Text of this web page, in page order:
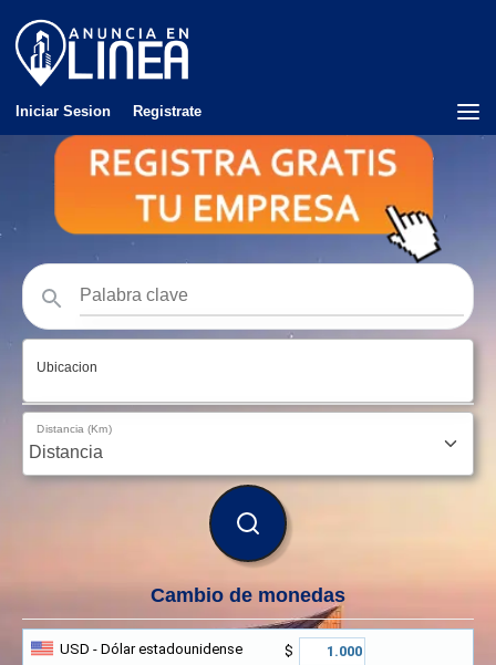
Iniciar Sesion Registrate
Ubicacion
Distancia (Km)
BUSCAR
Cambio de monedas
USD - Dólar estadounidense
$